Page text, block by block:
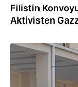
Filistin
Aktivisten
07.08.2026